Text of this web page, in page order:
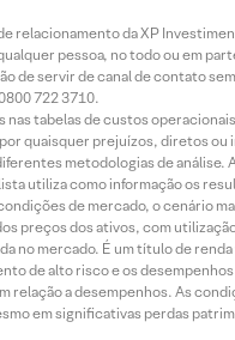
relacionamento da XP
pessoa, no todo ou em
de servir de canal de contato
722 3710.
tabelas de custos
quaisquer prejuízos, diretos
metodologias de
utiliza como informação os
de mercado, o cenário
preços dos ativos, com
no mercado. É um título de
de alto risco e os
relação a desempenhos. As
em significativas perdas